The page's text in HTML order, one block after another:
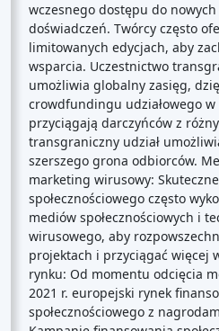
wczesnego dostępu do
doświadczeń. Twórcy często
limitowanych edycjach, aby
wsparcia. Uczestnictwo
umożliwia globalny zasięg,
crowdfundingu udziałowego w
przyciągają darczyńców z
transgraniczny udział
szerszego grona odbiorców.
marketing wirusowy:
społecznościowego często
mediów społecznościowych i
wirusowego, aby
projektach i przyciągać więcej
rynku: Od momentu odcięcia
2021 r. europejski rynek
społecznościowego z